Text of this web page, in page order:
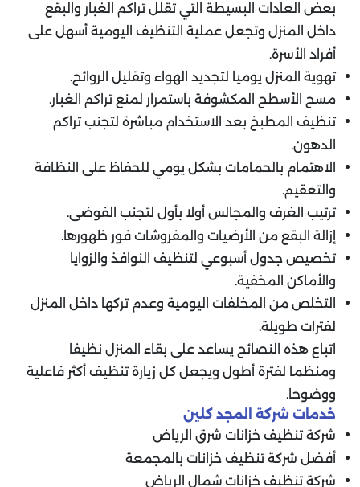
بعض العادات البسيطة التي تقلل تراكم الغبار والبقع
داخل المنزل وتجعل عملية التنظيف اليومية أسهل على
أفراد الأسرة.
تهوية المنزل يوميا لتجديد الهواء وتقليل الروائح.
مسح الأسطح المكشوفة باستمرار لمنع تراكم الغبار.
تنظيف المطبخ بعد الاستخدام مباشرة لتجنب تراكم
الدهون.
الاهتمام بالحمامات بشكل يومي للحفاظ على النظافة
والتعقيم.
ترتيب الغرف والمجالس أولا بأول لتجنب الفوضى.
إزالة البقع من الأرضيات والمفروشات فور ظهورها.
تخصيص جدول أسبوعي لتنظيف النوافذ والزوايا
والأماكن المخفية.
التخلص من المخلفات اليومية وعدم تركها داخل المنزل
لفترات طويلة.
اتباع هذه النصائح يساعد على بقاء المنزل نظيفا
ومنظما لفترة أطول ويجعل كل زيارة تنظيف أكثر فاعلية
ووضوحا.
خدمات شركة المجد كلين
شركة تنظيف خزانات شرق الرياض
أفضل شركة تنظيف خزانات بالمجمعة
شركة تنظيف خزانات شمال الرياض